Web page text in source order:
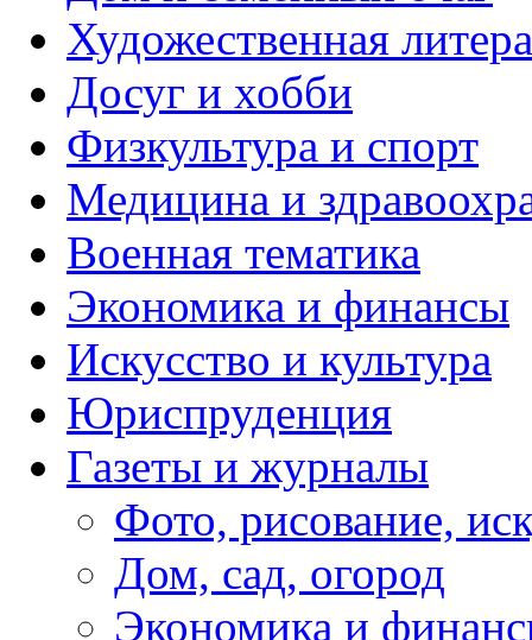
Художественная
Досуг и хобби
Физкультура и спорт
Медицина и
Военная тематика
Экономика и финансы
Искусство и культура
Юриспруденция
Газеты и журналы
Фото, рисование,
Дом, сад, огород
Экономика и